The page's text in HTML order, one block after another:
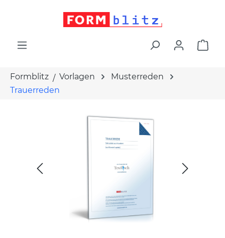
Formblitz Vorlagen
Musterreden
Trauerreden